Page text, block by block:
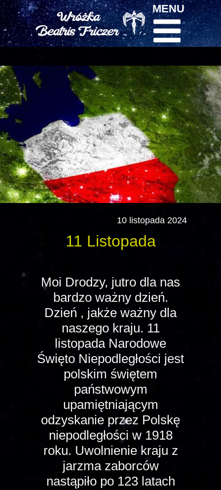
11 Listopada
10 listopada 2024
Moi Drodzy, jutro dla nas
bardzo ważny dzień.
Dzień , jakże ważny dla
naszego kraju. 11
listopada Narodowe
Święto Niepodległości jest
polskim świętem
państwowym
upamiętniającym
odzyskanie przez Polskę
niepodległości w 1918
roku. Uwolnienie kraju z
jarzma zaborców
nastąpiło po 123 latach
MENU